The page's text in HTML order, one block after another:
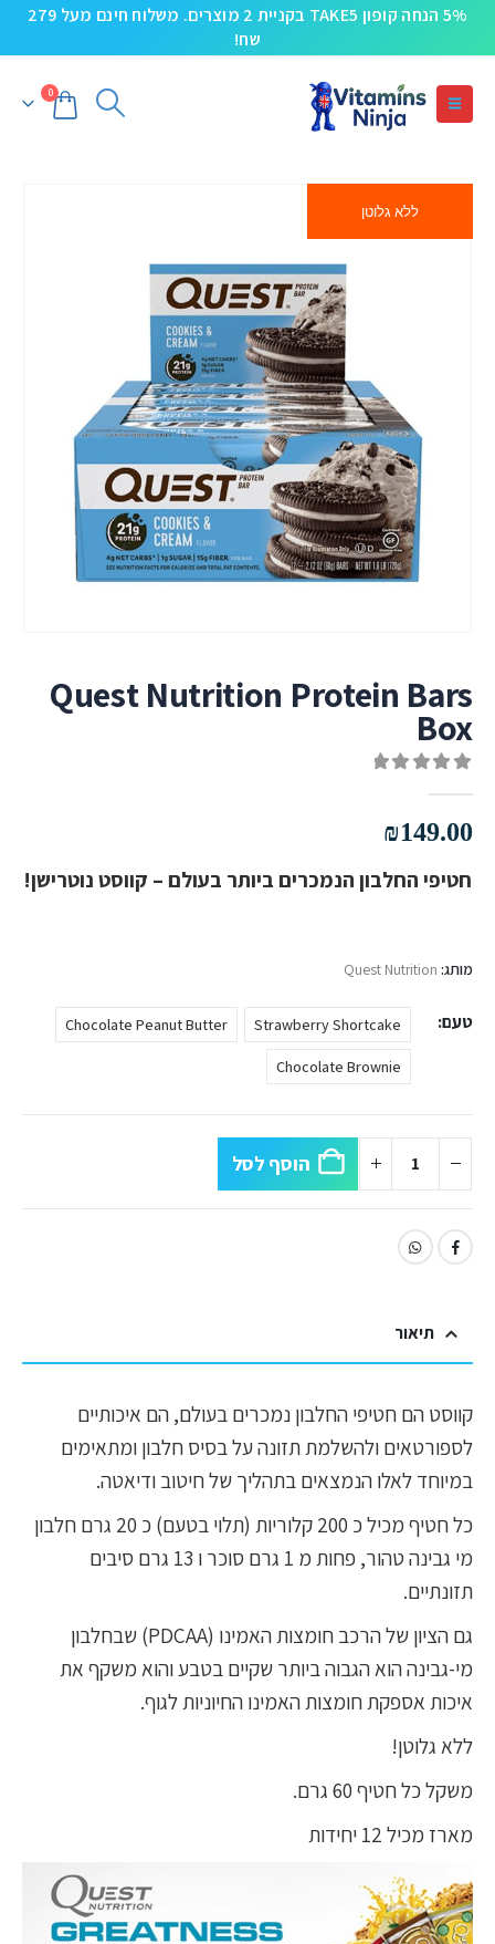
5% הנחה קופון TAKE5 בקניית 2 מוצרים. משלוח חינם מעל 279
שח!
0
ללא גלוטן
Quest Nutrition Protein Bars
Box
₪149.00
חטיפי החלבון הנמכרים ביותר בעולם – קווסט נוטרישן!
מותג: Quest Nutrition
טעם Strawberry Shortcake
Chocolate Peanut Butter
Chocolate Brownie
הוסף לסל
תיאור
קווסט הם חטיפי החלבון נמכרים בעולם, הם איכותיים
לספורטאים ולהשלמת תזונה על בסיס חלבון ומתאימים
במיוחד לאלו הנמצאים בתהליך של חיטוב ודיאטה.
כל חטיף מכיל כ 200 קלוריות (תלוי בטעם) כ 20 גרם חלבון
מי גבינה טהור, פחות מ 1 גרם סוכר ו 13 גרם סיבים
תזונתיים.
גם הציון של הרכב חומצות האמינו (PDCAA) שבחלבון
מי-גבינה הוא הגבוה ביותר שקיים בטבע והוא משקף את
איכות אספקת חומצות האמינו החיוניות לגוף.
ללא גלוטן!
משקל כל חטיף 60 גרם.
מארז מכיל 12 יחידות